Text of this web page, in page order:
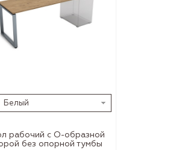
Белый
рабочий с О-образной
без опорной тумбы